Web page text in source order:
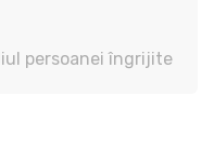
persoanei îngrijite